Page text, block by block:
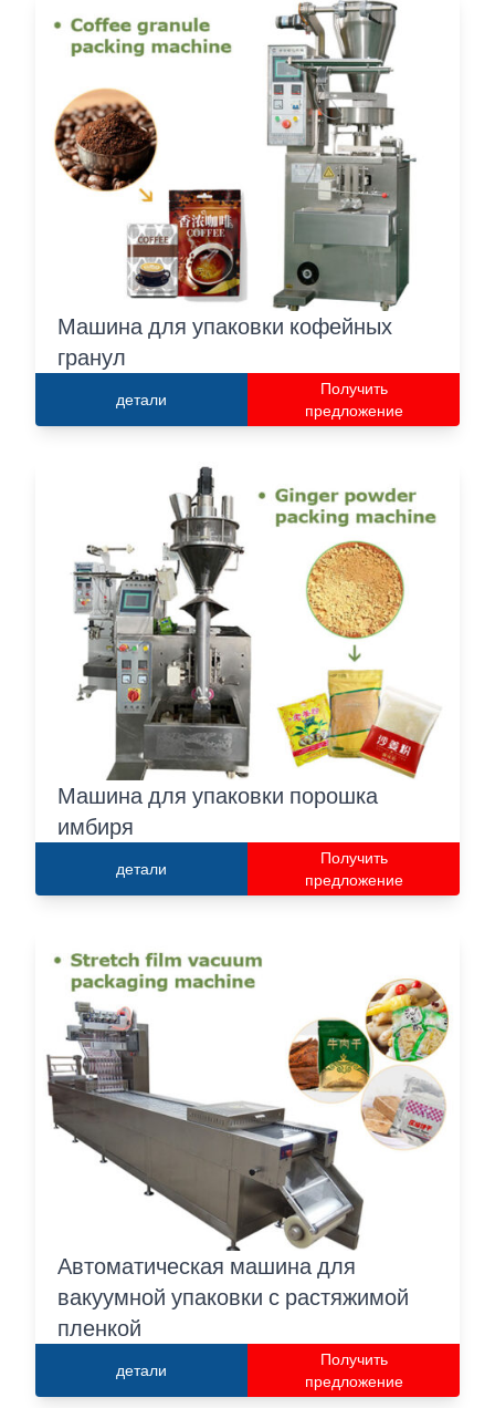
Машина для упаковки кофейных
гранул
детали
Получить
предложение
Машина для упаковки порошка
имбиря
детали
Получить
предложение
Автоматическая машина для
вакуумной упаковки с растяжимой
пленкой
детали
Получить
предложение